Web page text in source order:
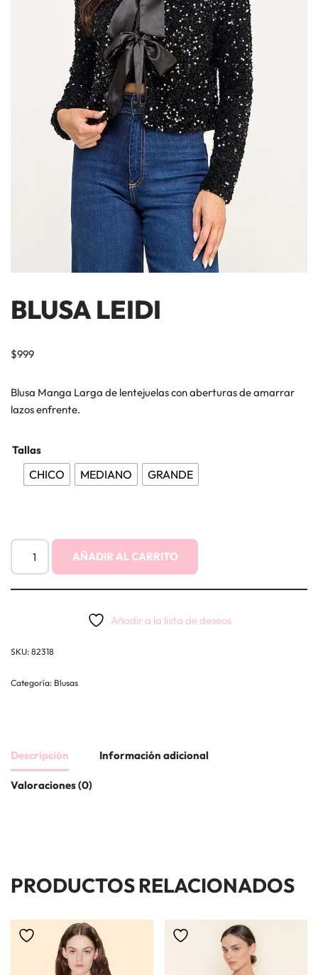
BLUSA LEIDI
$999
Blusa Manga Larga de lentejuelas con aberturas de amarrar
lazos enfrente.
Tallas
CHICO MEDIANO GRANDE
AÑADIR AL CARRITO
Añadir a la lista de deseos
SKU: 82318
Categoría: Blusas
Descripción Información adicional
Valoraciones (0)
PRODUCTOS RELACIONADOS